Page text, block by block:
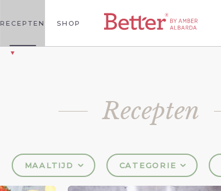
RECEPTEN SHOP
Recepten
MAALTIJD CATEGORIE